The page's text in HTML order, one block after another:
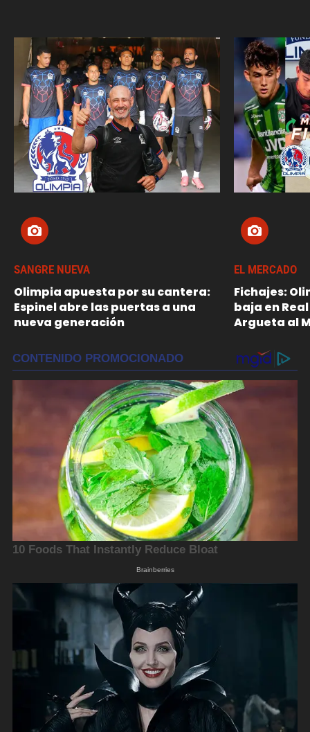
SANGRE NUEVA
Olimpia apuesta por su cantera:
Espinel abre las puertas a una
nueva generación
EL MERCADO
Fichajes:
baja en
Argueta al